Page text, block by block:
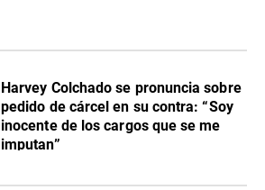
Harvey Colchado se pronuncia sobre
pedido de cárcel en su contra: “Soy
inocente de los cargos que se me
imputan”